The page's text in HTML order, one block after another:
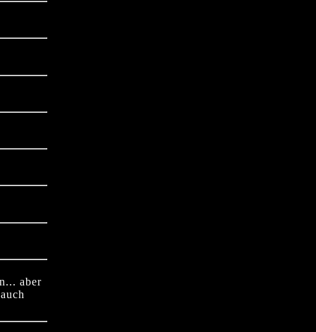
aber